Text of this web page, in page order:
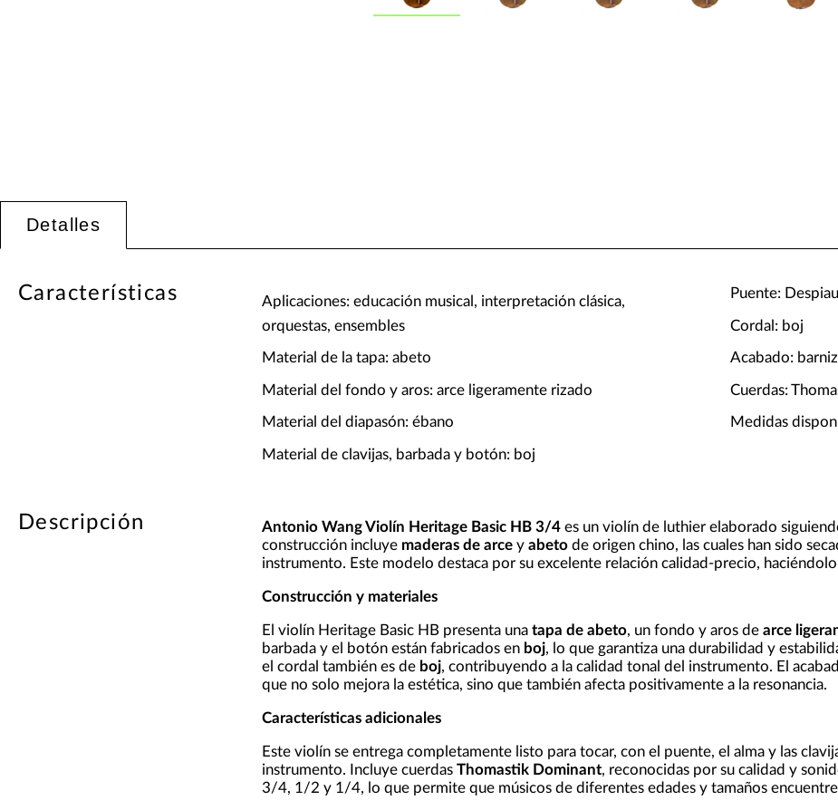
Detalles
Características
Aplicaciones: educación musical, interpretación clásica,
orquestas, ensembles
Material de la tapa: abeto
Material del fondo y aros: arce ligeramente rizado
Material del diapasón: ébano
Material de clavijas, barbada y botón: boj
Puente:
Cordal: boj
Acabado:
Cuerdas:
Medidas
Descripción Antonio Wang Violín Heritage Basic HB 3/4es un violín de luthier elaborado
construcción incluye maderas de arcey abetode origen chino, las cuales han sido
instrumento. Este modelo destaca por su excelente relación calidad-precio,
Construcción y materiales
El violín Heritage Basic HB presenta una tapa de abeto, un fondo y aros de arce
barbada y el botón están fabricados en boj, lo que garantiza una durabilidad y
el cordal también es de boj, contribuyendo a la calidad tonal del instrumento. El
que no solo mejora la estética, sino que también afecta positivamente a la resonancia.
Características adicionales
Este violín se entrega completamente listo para tocar, con el puente, el alma y las
instrumento. Incluye cuerdas Thomastik Dominant, reconocidas por su calidad y
3/4, 1/2 y 1/4, lo que permite que músicos de diferentes edades y tamaños